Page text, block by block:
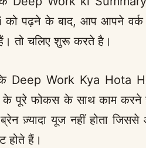
पढ़ने के बाद, आप आपने
तो चलिए शुरू करते है।
Deep Work Kya Hota
के पूरे फोकस के साथ काम
ज़्यादा यूज नहीं होता
होते हैं।